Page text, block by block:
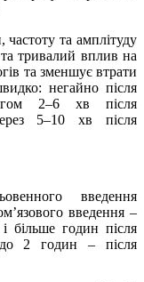
та амплітуду
тривалий вплив на
та зменшує втрати
негайно після
2–6 хв після
5–10 хв після
введення
введення –
більше годин після
до 2 годин – після